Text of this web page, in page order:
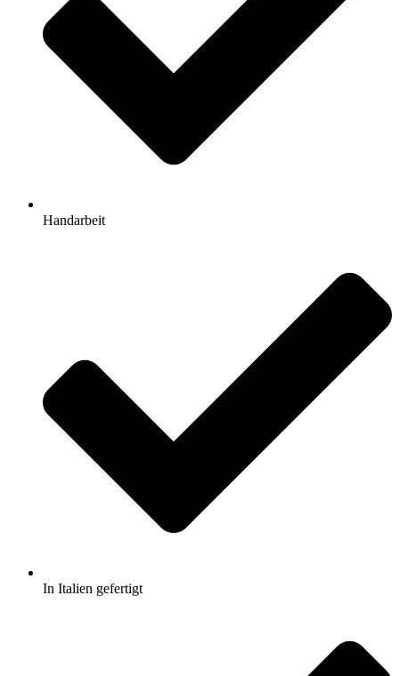
Handarbeit
In Italien gefertigt